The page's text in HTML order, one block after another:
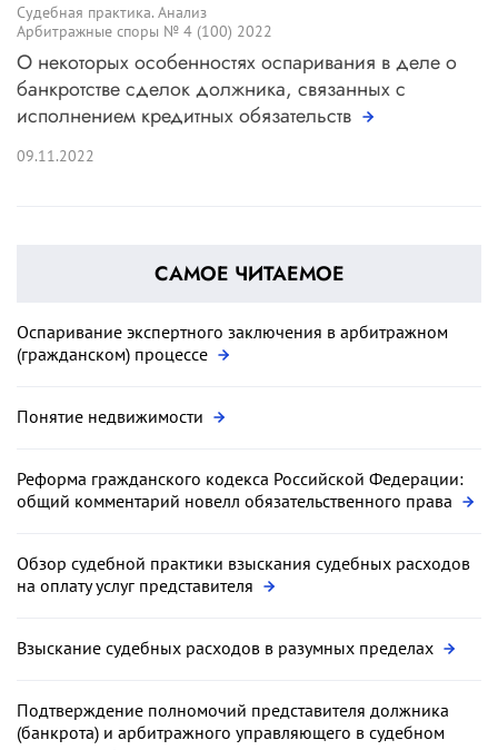
Судебная практика. Анализ
Арбитражные споры № 4 (100) 2022
О некоторых особенностях оспаривания в деле о
банкротстве сделок должника, связанных с
исполнением кредитных обязательств
09.11.2022
САМОЕ ЧИТАЕМОЕ
Оспаривание экспертного заключения в арбитражном
(гражданском) процессе
Понятие недвижимости
Реформа гражданского кодекса Российской Федерации:
общий комментарий новелл обязательственного права
Обзор судебной практики взыскания судебных расходов
на оплату услуг представителя
Взыскание судебных расходов в разумных пределах
Подтверждение полномочий представителя должника
(банкрота) и арбитражного управляющего в судебном